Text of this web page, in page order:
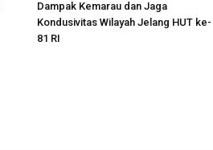
Dampak Kemarau dan Jaga
Kondusivitas Wilayah Jelang HUT ke-
81 RI